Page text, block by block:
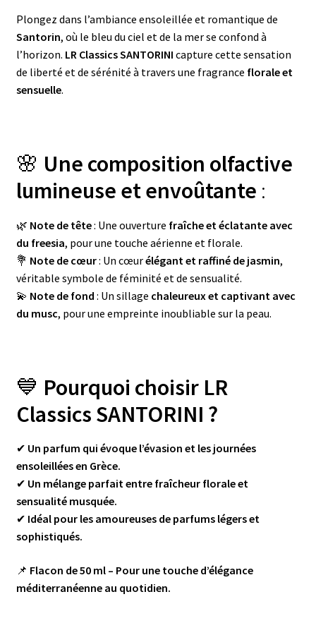
Plongez dans l’ambiance ensoleillée et romantique de
Santorin, où le bleu du ciel et de la mer se confond à
l’horizon. LR Classics SANTORINI capture cette sensation
de liberté et de sérénité à travers une fragrance florale et
sensuelle.
🌸 Une composition olfactive
lumineuse et envoûtante :
🌿 Note de tête: Une ouverture fraîche et éclatante avec
du freesia, pour une touche aérienne et florale.
💐 Note de cœur: Un cœurélégant et raffiné de jasmin,
véritable symbole de féminité et de sensualité.
💫 Note de fond : Un sillage chaleureux et captivant avec
du musc, pour une empreinte inoubliable sur la peau.
💙 Pourquoi choisir LR
Classics SANTORINI ?
✔ Un parfum qui évoque l’évasion et les journées
ensoleillées en Grèce.
✔ Un mélange parfait entre fraîcheur florale et
sensualité musquée.
✔ Idéal pour les amoureuses de parfums légers et
sophistiqués.
📌 Flacon de 50 ml – Pour une touche d’élégance
méditerranéenne au quotidien.